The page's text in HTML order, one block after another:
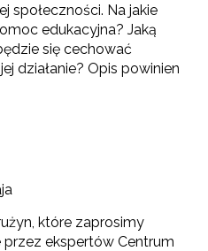
społeczności. Na jakie
edukacyjna? Jaką
się cechować
działanie? Opis powinien
które zaprosimy
ekspertów Centrum